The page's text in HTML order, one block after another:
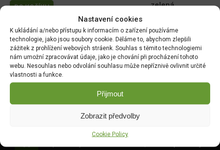
Nastavení cookies
K ukládání a/nebo přístupu k informacím o zařízení používáme
technologie, jako jsou soubory cookie. Děláme to, abychom zlepšili
zážitek z prohlížení webových stráenk. Souhlas s těmito technologiemi
nám umožní zpracovávat údaje, jako je chování při procházení tohoto
webu. Nesouhlas nebo odvolání souhlasu může nepříznivě ovlivnit určité
vlastnosti a funkce.
Přijmout
Zobrazit předvolby
Cookie Policy
DO KOŠÍKU
zelená
DO KOŠÍKU
79.00Kč
Konev SPRING 4,5l/pl. s
růž/00745be
DO KOŠÍKU
99.00
Konvička SPRING 2,5l pl. s
růž/zelená
DOPRAVA ZDARMA OD 1500 KČ